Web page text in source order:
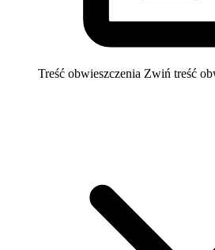
Treść obwieszczenia Zwiń treść